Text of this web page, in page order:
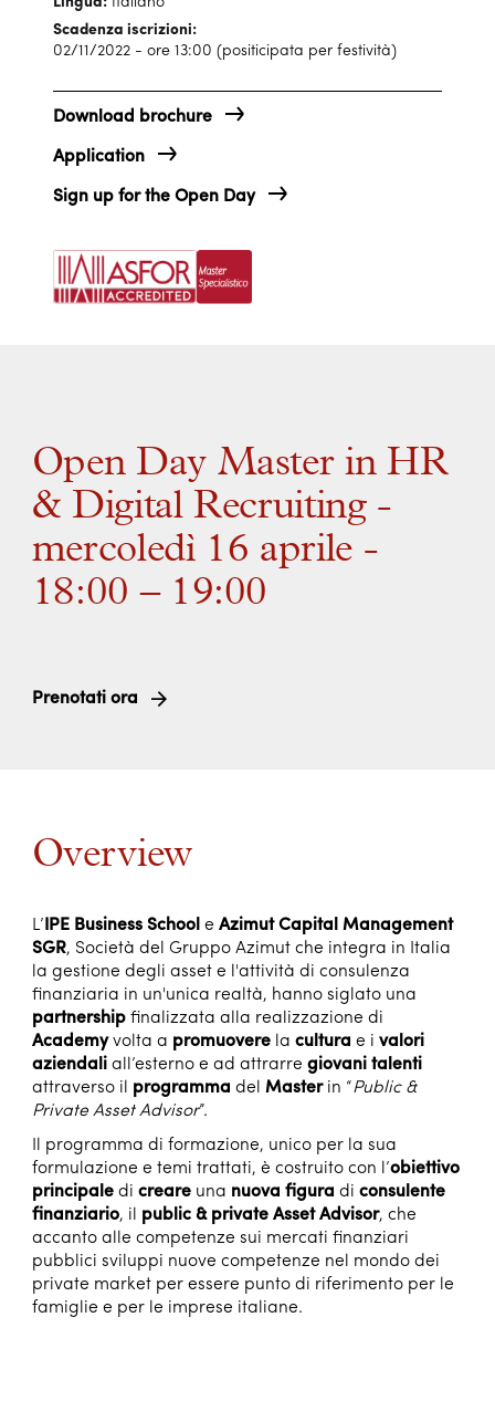
Scadenza iscrizioni:
02/11/2022 - ore 13:00 (positicipata per festività)
Download brochure
Application
Sign up for the Open Day
Open Day Master in HR
& Digital Recruiting -
mercoledì 16 aprile -
18:00 – 19:00
Prenotati ora
Overview
L’IPE Business Schoole Azimut Capital Management
SGR, Società del Gruppo Azimut che integra in Italia
la gestione degli asset e l'attività di consulenza
finanziaria in un'unica realtà, hanno siglato una
partnershipfinalizzata alla realizzazione di
Academyvolta a promuoverela cultura e i valori
aziendaliall’esterno e ad attrarre giovani talenti
attraverso il programma del Masterin “Public &
Private Asset Advisor”.
Il programma di formazione, unico per la sua
formulazione e temi trattati, è costruito con l’obiettivo
principaledi creareuna nuova figura di consulente
finanziario, il public & private Asset Advisor, che
accanto alle competenze sui mercati finanziari
pubblici sviluppi nuove competenze nel mondo dei
private market per essere punto di riferimento per le
famiglie e per le imprese italiane.